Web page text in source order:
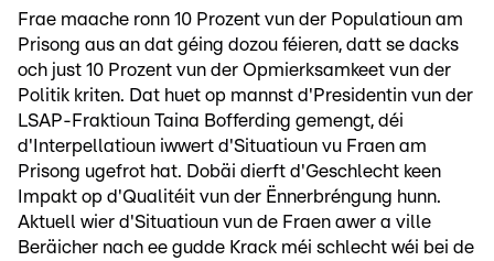
Frae maache ronn 10 Prozent vun der Populatioun am
Prisong aus an dat géing dozou féieren, datt se dacks
och just 10 Prozent vun der Opmierksamkeet vun der
Politik kriten. Dat huet op mannst d'Presidentin vun der
LSAP-Fraktioun Taina Bofferding gemengt, déi
d'Interpellatioun iwwert d'Situatioun vu Fraen am
Prisong ugefrot hat. Dobäi dierft d'Geschlecht keen
Impakt op d'Qualitéit vun der Ënnerbréngung hunn.
Aktuell wier d'Situatioun vun de Fraen awer a ville
Beräicher nach ee gudde Krack méi schlecht wéi bei de